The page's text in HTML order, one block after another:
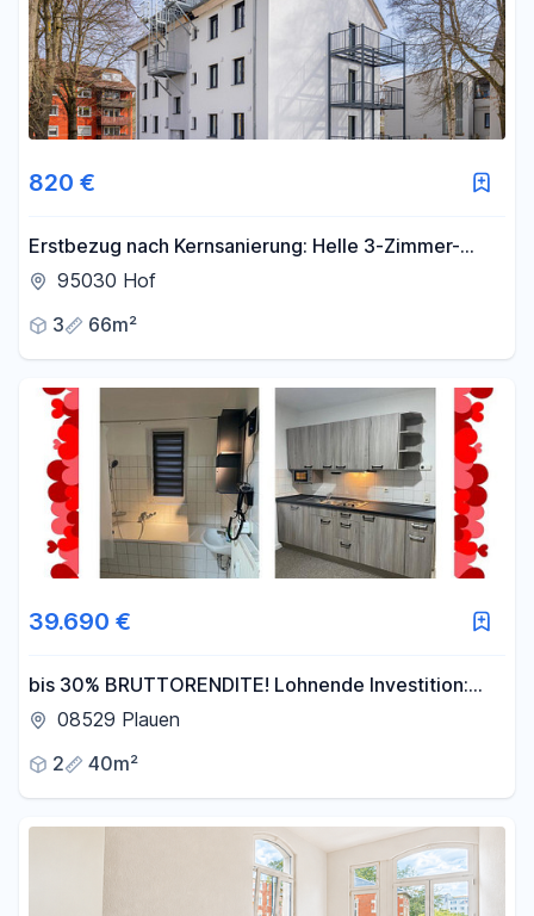
820 €
Erstbezug nach Kernsanierung: Helle 3-Zimmer-
Wohnung in Mehrfamilienhaus (2.OG)
95030 Hof
3
66m²
39.690 €
bis 30% BRUTTORENDITE! Lohnende Investition:
Vollmöblierte FERIENWOHNUNG in Plauen
08529 Plauen
2
40m²